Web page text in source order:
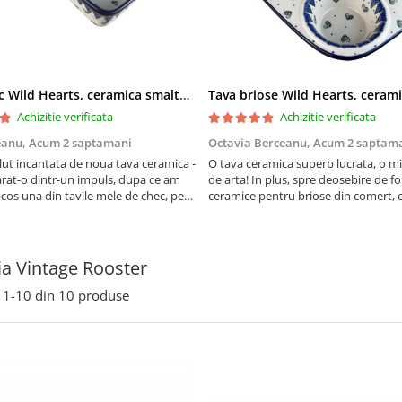
Tava chec Wild Hearts, ceramica smaltuita, pictata manual, 31,0 X 12,0 cm
Achizitie verificata
Acum 2 saptamani
incantata de noua tava ceramica -
o dintr-un impuls, dupa ce am
una din tavile mele de chec, pe
Achizitie verificata
Octavia Berceanu, Acum 2
O tava ceramica superb lucrata, o
de arta! In plus, spre deosebire de
ceramice pentru briose din comert,
Vintage Rooster
1-10 din 10 produse